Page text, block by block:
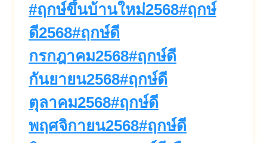
Post
Tags:
#ฤกษ์ขึ้นบ้านใหม่2568#ฤกษ์
ดี2568#ฤกษ์ดี
กรกฎาคม2568#ฤกษ์ดี
กันยายน2568#ฤกษ์ดี
ตุลาคม2568#ฤกษ์ดี
พฤศจิกายน2568#ฤกษ์ดี